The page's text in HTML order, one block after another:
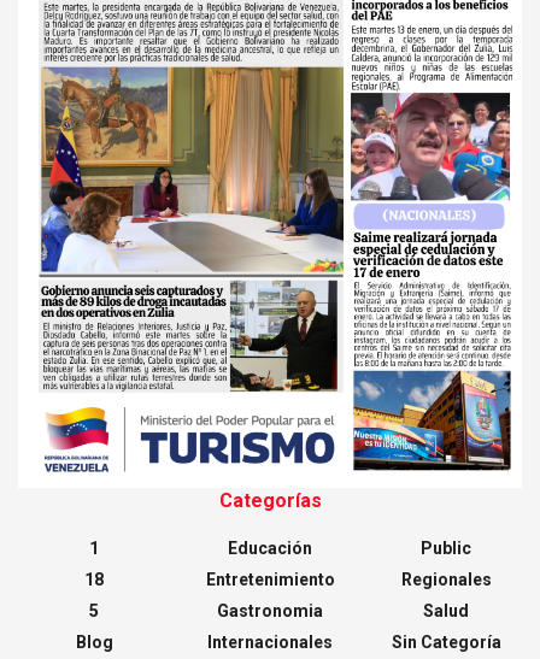
Categorías
1
18
5
Blog
Educación
Entretenimiento
Gastronomia
Internacionales
Public
Regionales
Salud
Sin Categoría